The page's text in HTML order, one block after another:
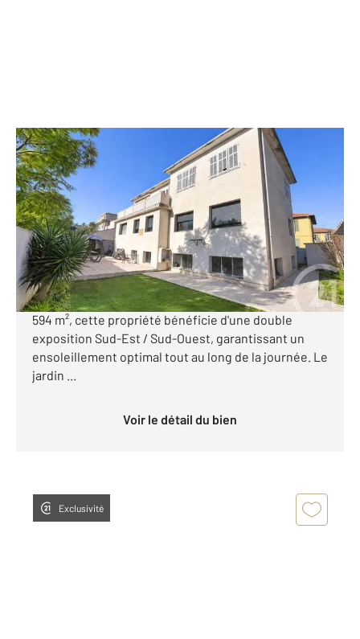
ANTIBES 06
207 m2, 10 pièces
Ref : 5607
Maison à vendre
1 166 000 €
ANTIBES Maison familiale avec fort potentiel 5 mn à
pied du centre-ville. Implantée sur une parcelle de
594 m², cette propriété bénéficie d'une double
exposition Sud-Est / Sud-Ouest, garantissant un
ensoleillement optimal tout au long de la journée. Le
jardin ...
Voir le détail du bien
Exclusivité